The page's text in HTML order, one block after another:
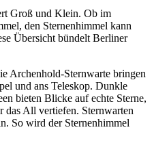
Groß und Klein. Ob im
den Sternenhimmel kann
Übersicht bündelt Berliner
Archenhold-Sternwarte bringen
und ans Teleskop. Dunkle
bieten Blicke auf echte Sterne,
das All vertiefen. Sternwarten
So wird der Sternenhimmel